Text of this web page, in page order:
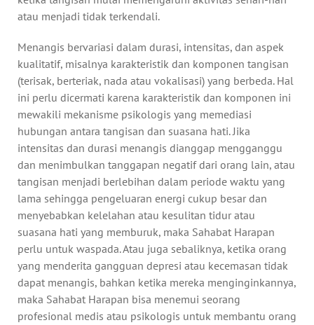
atau menjadi tidak terkendali.
Menangis bervariasi dalam durasi, intensitas, dan aspek
kualitatif, misalnya karakteristik dan komponen tangisan
(terisak, berteriak, nada atau vokalisasi) yang berbeda. Hal
ini perlu dicermati karena karakteristik dan komponen ini
mewakili mekanisme psikologis yang memediasi
hubungan antara tangisan dan suasana hati. Jika
intensitas dan durasi menangis dianggap mengganggu
dan menimbulkan tanggapan negatif dari orang lain, atau
tangisan menjadi berlebihan dalam periode waktu yang
lama sehingga pengeluaran energi cukup besar dan
menyebabkan kelelahan atau kesulitan tidur atau
suasana hati yang memburuk, maka Sahabat Harapan
perlu untuk waspada. Atau juga sebaliknya, ketika orang
yang menderita gangguan depresi atau kecemasan tidak
dapat menangis, bahkan ketika mereka menginginkannya,
maka Sahabat Harapan bisa menemui seorang
profesional medis atau psikologis untuk membantu orang